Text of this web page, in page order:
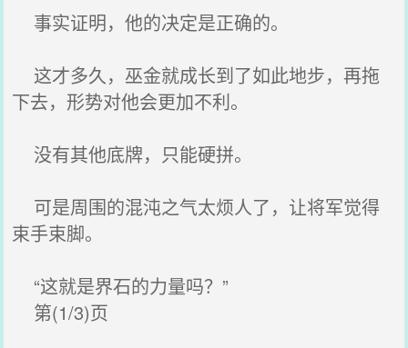
事实证明，他的决定是正确的。
这才多久，巫金就成长到了如此地步，再拖
下去，形势对他会更加不利。
没有其他底牌，只能硬拼。
可是周围的混沌之气太烦人了，让将军觉得
束手束脚。
“这就是界石的力量吗？”
第(1/3)页